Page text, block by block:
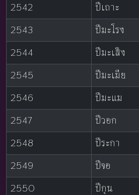
2542
ปีเถาะ
2543
ปีมะโรง
2544
ปีมะเส็ง
2545
ปีมะเมีย
2546
ปีมะแม
2547
ปีวอก
2548
ปีระกา
2549
ปีจอ
2550
ปีกุน